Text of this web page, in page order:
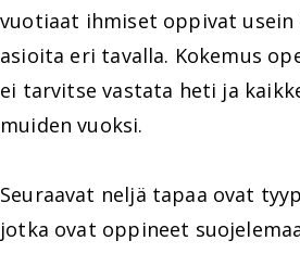
vuotiaat ihmiset oppivat
asioita eri tavalla. Kokemus
ei tarvitse vastata heti ja
muiden vuoksi.
Seuraavat neljä tapaa ovat
jotka ovat oppineet